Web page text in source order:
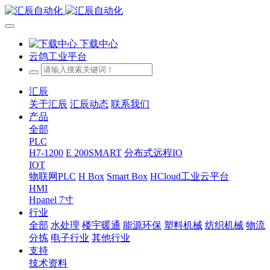
下载中心
云鸽工业平台
汇辰
关于汇辰 汇辰动态 联系我们
产品
全部
PLC
H7-1200 E 200SMART 分布式远程IO
IOT
物联网PLC H Box Smart Box HCloud工业云平台
HMI
Hpanel 7寸
行业
全部 水处理 楼宇暖通 能源环保 塑料机械 纺织机械 物流
分拣 电子行业 其他行业
支持
技术资料